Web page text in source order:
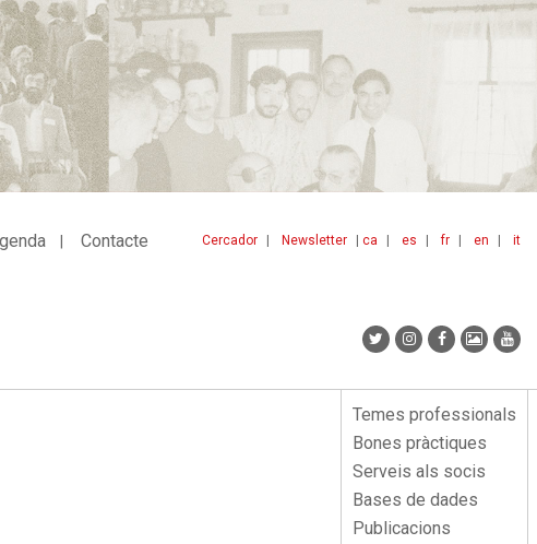
ca es fr en it
Cercador Newsletter
Contacte
Menu
lateral
Temes professionals
Bones pràctiques
Serveis als socis
Bases de dades
Publicacions